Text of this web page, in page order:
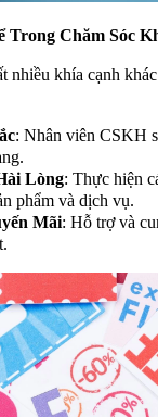
Trong Chăm Sóc
nhiều khía cạnh
: Nhân viên CSKH
Lòng: Thực hiện
phẩm và dịch vụ.
Mãi: Hỗ trợ và